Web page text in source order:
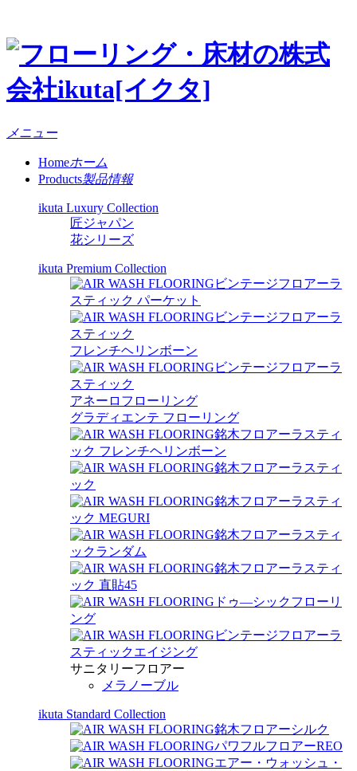
メニュー
Homeホーム
Products製品情報
ikuta Luxury Collection
匠ジャパン
花シリーズ
ikuta Premium Collection
ビンテージフロアーラ
スティック パーケット
ビンテージフロアーラ
スティック
フレンチヘリンボーン
ビンテージフロアーラ
スティック
アネーロフローリング
グラディエンテ フローリング
銘木フロアーラスティ
ック フレンチヘリンボーン
銘木フロアーラスティ
ック
銘木フロアーラスティ
ック MEGURI
銘木フロアーラスティ
ックランダム
銘木フロアーラスティ
ック 直貼45
ドゥ―シックフローリ
ング
ビンテージフロアーラ
スティックエイジング
サニタリーフロアー
メラノーブル
ikuta Standard Collection
銘木フロアーシルク
パワフルフロアーREO
エアー・ウォッシュ・